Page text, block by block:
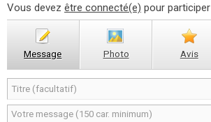
Vous devez être connecté(e) pour participer
Message Photo Avis